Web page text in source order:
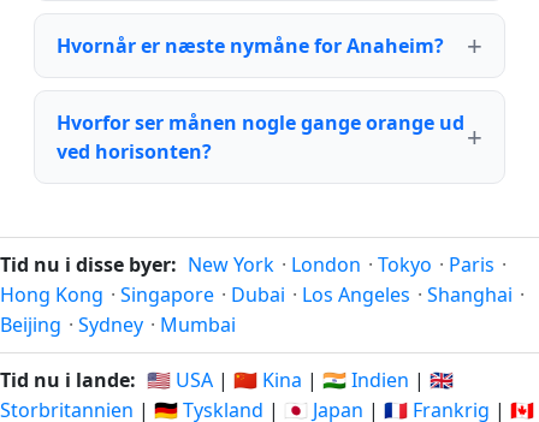
Hvornår er næste nymåne for Anaheim?
Hvorfor ser månen nogle gange orange ud
ved horisonten?
Tid nu i disse byer: New York · London · Tokyo · Paris ·
Hong Kong · Singapore · Dubai · Los Angeles · Shanghai ·
Beijing · Sydney · Mumbai
Tid nu i lande: 🇺🇸 USA | 🇨🇳 Kina | 🇮🇳 Indien | 🇬🇧
Storbritannien | 🇩🇪 Tyskland | 🇯🇵 Japan | 🇫🇷 Frankrig | 🇨🇦